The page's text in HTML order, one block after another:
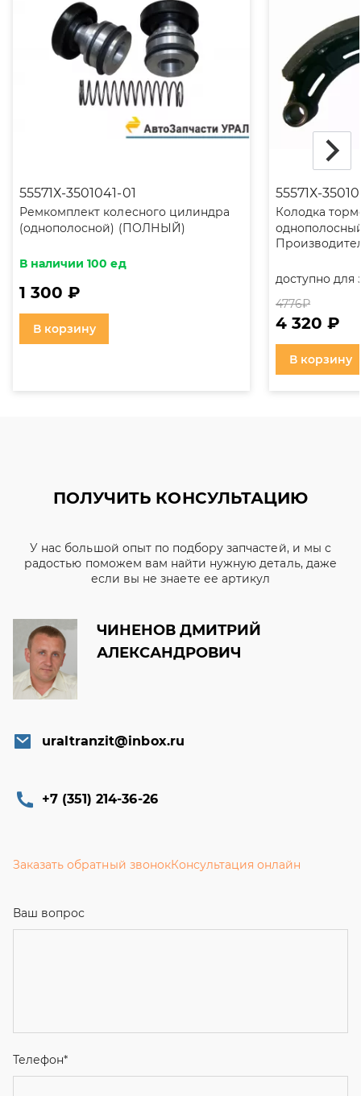
55571Х-3501041-01
Ремкомплект колесного цилиндра
(однополосной) (ПОЛНЫЙ)
В наличии 100 ед
1 300 ₽
В корзину
55571Х-
Колодка
доступно для
4776₽
4 320 ₽
В корзину
ПОЛУЧИТЬ КОНСУЛЬТАЦИЮ
У нас большой опыт по подбору запчастей, и мы с
радостью поможем вам найти нужную деталь, даже
если вы не знаете ее артикул
ЧИНЕНОВ ДМИТРИЙ
АЛЕКСАНДРОВИЧ
uraltranzit@inbox.ru
+7 (351) 214-36-26
Заказать обратный звонокКонсультация онлайн
Ваш вопрос